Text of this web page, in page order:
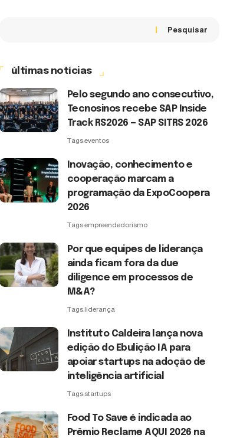
Pesquisar
últimas notícias
Pelo segundo ano consecutivo,
Tecnosinos recebe SAP Inside
Track RS2026 — SAP SITRS 2026
Tags:eventos
Inovação, conhecimento e
cooperação marcam a
programação da ExpoCoopera
2026
Tags:empreendedorismo
Por que equipes de liderança
ainda ficam fora da due
diligence em processos de
M&A?
Tags:liderança
Instituto Caldeira lança nova
edição do Ebulição IA para
apoiar startups na adoção de
inteligência artificial
Tags:startups
Food To Save é indicada ao
Prêmio Reclame AQUI 2026 na